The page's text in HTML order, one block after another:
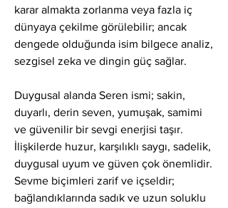
karar almakta zorlanma veya fazla iç
dünyaya çekilme görülebilir; ancak
dengede olduğunda isim bilgece analiz,
sezgisel zeka ve dingin güç sağlar.
Duygusal alanda Seren ismi; sakin,
duyarlı, derin seven, yumuşak, samimi
ve güvenilir bir sevgi enerjisi taşır.
İlişkilerde huzur, karşılıklı saygı, sadelik,
duygusal uyum ve güven çok önemlidir.
Sevme biçimleri zarif ve içseldir;
bağlandıklarında sadık ve uzun soluklu